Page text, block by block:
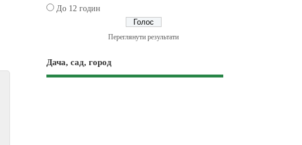
До 12 годин
Переглянути результати
Дача, сад, город